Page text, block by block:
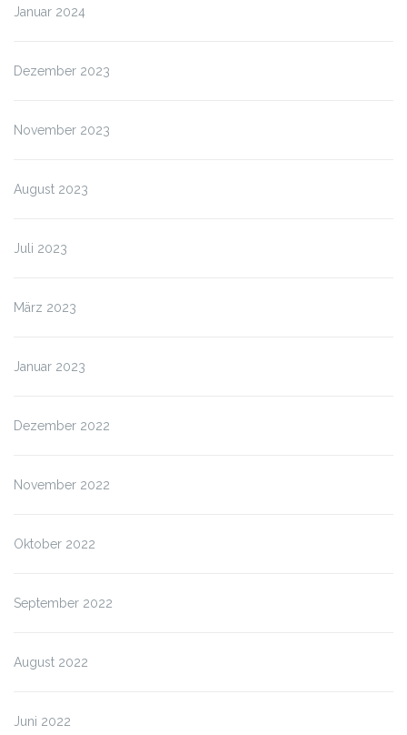
Januar 2024
Dezember 2023
November 2023
August 2023
Juli 2023
März 2023
Januar 2023
Dezember 2022
November 2022
Oktober 2022
September 2022
August 2022
Juni 2022